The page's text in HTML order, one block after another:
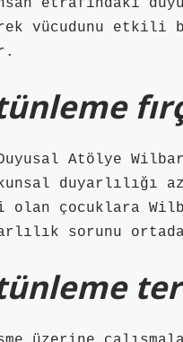
etrafındaki
vücudunu etkili
Atölye
duyarlılığı
olan çocuklara
sorunu